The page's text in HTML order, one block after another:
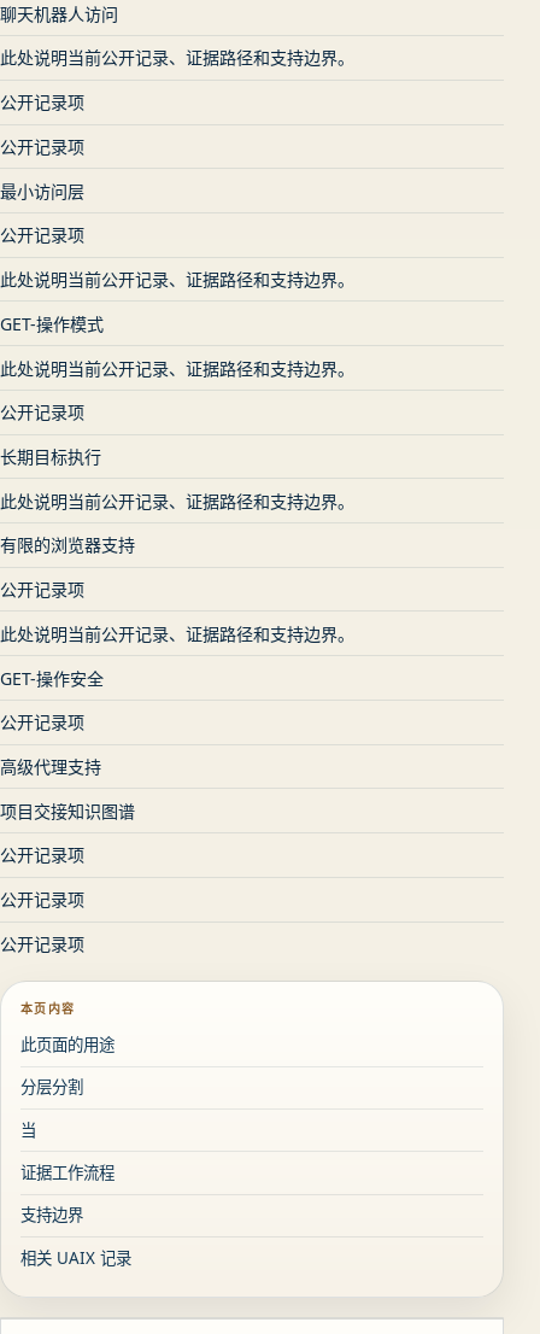
聊天机器人访问
此处说明当前公开记录、证据路径和支持边界。
公开记录项
公开记录项
最小访问层
公开记录项
此处说明当前公开记录、证据路径和支持边界。
GET-操作模式
此处说明当前公开记录、证据路径和支持边界。
公开记录项
长期目标执行
此处说明当前公开记录、证据路径和支持边界。
有限的浏览器支持
公开记录项
此处说明当前公开记录、证据路径和支持边界。
GET-操作安全
公开记录项
高级代理支持
项目交接知识图谱
公开记录项
公开记录项
公开记录项
本页内容
此页面的用途
分层分割
当
证据工作流程
支持边界
相关 UAIX 记录